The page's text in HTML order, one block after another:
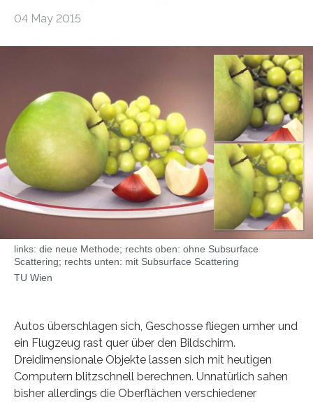
04 May 2015
links: die neue Methode; rechts oben: ohne Subsurface
Scattering; rechts unten: mit Subsurface Scattering
TU Wien
Autos überschlagen sich, Geschosse fliegen umher und
ein Flugzeug rast quer über den Bildschirm.
Dreidimensionale Objekte lassen sich mit heutigen
Computern blitzschnell berechnen. Unnatürlich sahen
bisher allerdings die Oberflächen verschiedener